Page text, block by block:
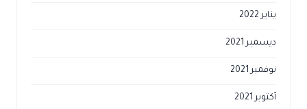
يناير 2022
ديسمبر 2021
نوفمبر 2021
أكتوبر 2021